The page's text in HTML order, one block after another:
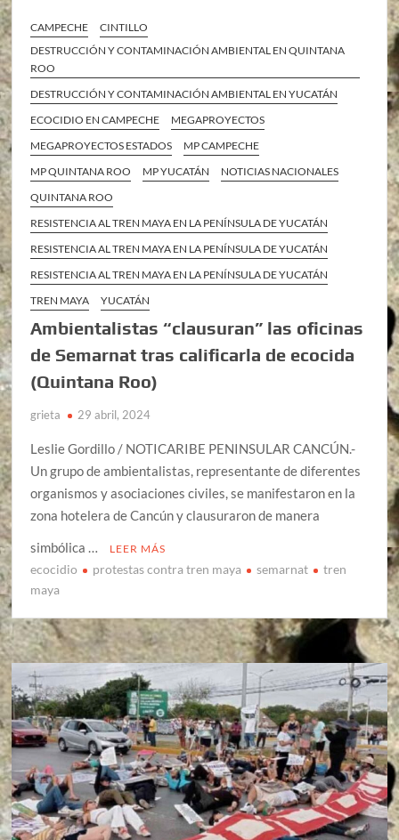
CAMPECHE
CINTILLO
DESTRUCCIÓN Y CONTAMINACIÓN AMBIENTAL EN QUINTANA
ROO
DESTRUCCIÓN Y CONTAMINACIÓN AMBIENTAL EN YUCATÁN
ECOCIDIO EN CAMPECHE
MEGAPROYECTOS
MEGAPROYECTOS ESTADOS
MP CAMPECHE
MP QUINTANA ROO
MP YUCATÁN
NOTICIAS NACIONALES
QUINTANA ROO
RESISTENCIA AL TREN MAYA EN LA PENÍNSULA DE YUCATÁN
RESISTENCIA AL TREN MAYA EN LA PENÍNSULA DE YUCATÁN
RESISTENCIA AL TREN MAYA EN LA PENÍNSULA DE YUCATÁN
TREN MAYA
YUCATÁN
Ambientalistas “clausuran” las oficinas
de Semarnat tras calificarla de ecocida
(Quintana Roo)
grieta 29 abril, 2024
Leslie Gordillo / NOTICARIBE PENINSULAR CANCÚN.-
Un grupo de ambientalistas, representante de diferentes
organismos y asociaciones civiles, se manifestaron en la
zona hotelera de Cancún y clausuraron de manera
simbólica …
LEER MÁS
ecocidio protestas contra tren maya semarnat
tren
maya